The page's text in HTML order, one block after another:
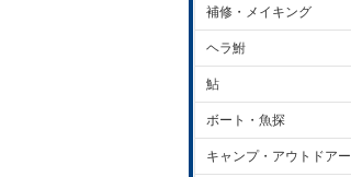
補修・メイキング
ヘラ鮒
鮎
ボート・魚探
キャンプ・アウトドアー